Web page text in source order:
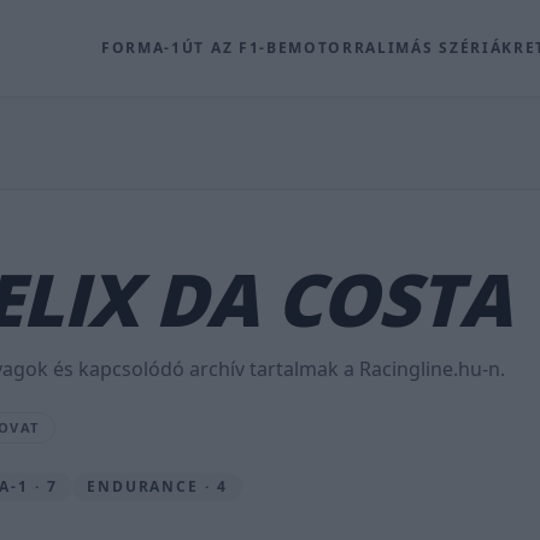
FORMA-1 ÚT AZ F1-BEMOTORRALIMÁS SZÉRIÁK
DA COSTA
és kapcsolódó archív tartalmak a Racingline.hu-n.
1 · 7 ENDURANCE · 4